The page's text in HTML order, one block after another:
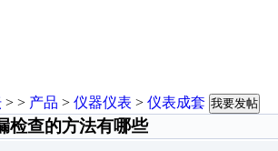
> > 产品 > 仪器仪表 > 仪表成套 我要发帖
检查的方法有哪些